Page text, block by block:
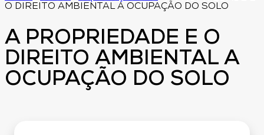
O DIREITO AMBIENTAL A OCUPAÇÃO DO SOLO
A PROPRIEDADE E O
DIREITO AMBIENTAL A
OCUPAÇÃO DO SOLO